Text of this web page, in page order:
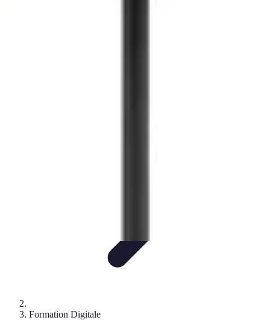
Formation Digitale